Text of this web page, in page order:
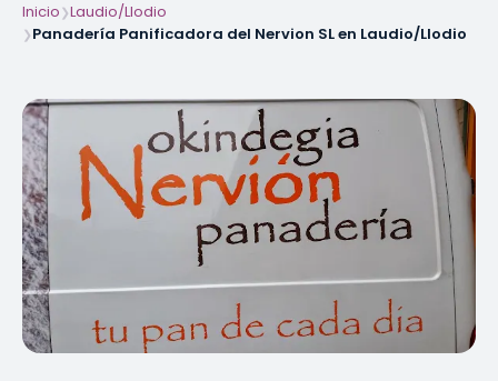
Inicio❯Laudio/Llodio
❯Panadería Panificadora del Nervion SL en Laudio/Llodio